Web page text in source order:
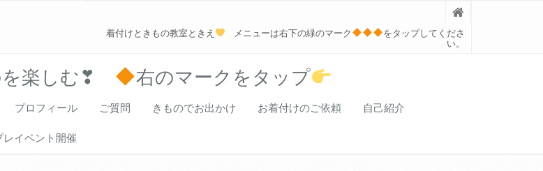
着付けときもの教室ときえ メニューは右下の緑のマーク
をタップしてくださ
い。
を楽しむ❣ 右のマークをタップ
プロフィール ご質問 きものでお出かけ お着付けのご依頼 自己紹介
レイベント開催